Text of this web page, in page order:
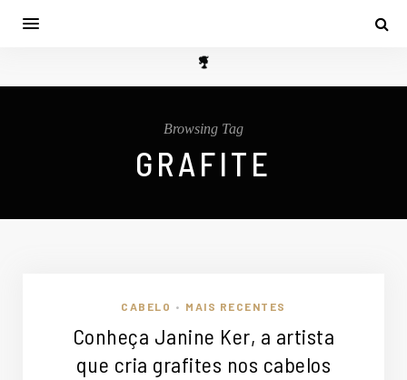
Browsing Tag
GRAFITE
CABELO • MAIS RECENTES
Conheça Janine Ker, a artista
que cria grafites nos cabelos